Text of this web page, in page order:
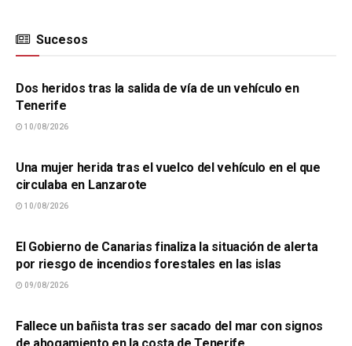
Sucesos
SUCESOS
Dos heridos tras la salida de vía de un vehículo en
Tenerife
10/08/2026
Una mujer herida tras el vuelco del vehículo en el que
circulaba en Lanzarote
10/08/2026
El Gobierno de Canarias finaliza la situación de alerta
por riesgo de incendios forestales en las islas
09/08/2026
Fallece un bañista tras ser sacado del mar con signos